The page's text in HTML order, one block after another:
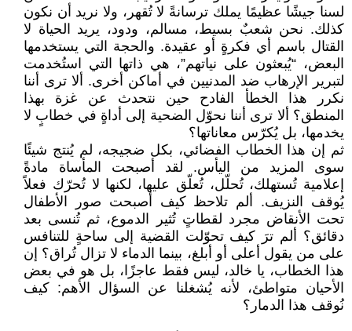
لسنا جيشًا عظيمًا يملك ترسانةً لا تُقهر، ولا نريد أن نكون
كذلك. نحن شعبٌ بسيط، مسالم، ودود، يريد الحياة لا
القتال باسم أي فكرةٍ أو عقيدة. والحجة التي يستخدمها
البعض، “يُبعثون على نياتهم”، هي ذاتها التي استُخدمت
لتبرير الإرهاب ضد المدنيين في أماكن أخرى. ألا ترى أننا
نكرر هذا الخطأ الفادح حين نتحدث عن غزة بهذا
المنطق؟ ألا ترى أننا نحوّل الضحية إلى أداةٍ في خطابٍ لا
يخدمها، بل يُكرّس معاناتها؟
ثم إن هذا الخطاب الفضائي، بكل ضجيجه، لم يُنتج شيئًا
سوى المزيد من اليأس. لقد أصبحت المأساة مادةً
إعلامية تُستهلك، تُحلّل، تُعلّق عليها، لكنها لا تُحرّك فعلاً
يُوقف النزيف. ألم تلاحظ كيف أصبحت صور الأطفال
تحت الأنقاض مجرد لقطاتٍ تُثير الدموع، ثم تُنسى بعد
دقائق؟ ألم ترَ كيف تحوّلت القضية إلى ساحةٍ للتنافس
على من يقول أعلى أو أبلغ، بينما الدماء لا تزال تُراق؟ إن
هذا الخطاب، يا خالد، ليس فقط عاجزًا، بل هو في بعض
الأحيان متواطئ، لأنه يُشغلنا عن السؤال الأهم: كيف
نُوقف هذا الدمار؟